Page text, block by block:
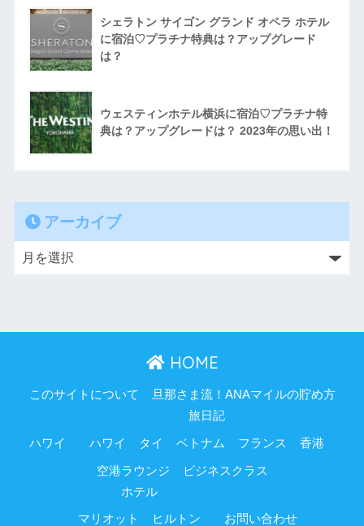
シェラトン サイゴン グランド オペラ ホテル
に宿泊♡プラチナ特典は？アップグレード
は？
ウェスティンホテル横浜に宿泊♡プラチナ特
典は？アップグレードは？ 2023年の思い出！
アーカイブ
HOME
このサイトについて 旦那さま流！ANAマイルの貯め方
ハワイ
旅日記
ハワイ タイ ベトナム フランス 香港
空港ラウンジ
ビジネスクラス
ホテル
マリオット ヒルトン お問い合わせ